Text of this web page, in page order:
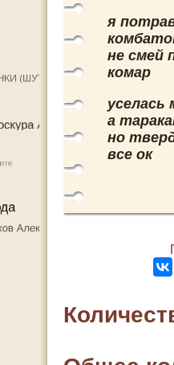
я
не смей
комар
уселась
а
но
все ок